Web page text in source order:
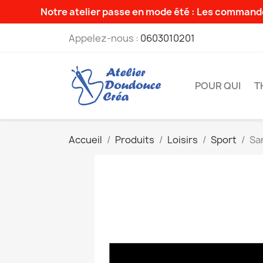
Notre atelier passe en mode été : Les
Appelez-nous : 0603010201
POUR QUI
Accueil Produits Loisirs Sport